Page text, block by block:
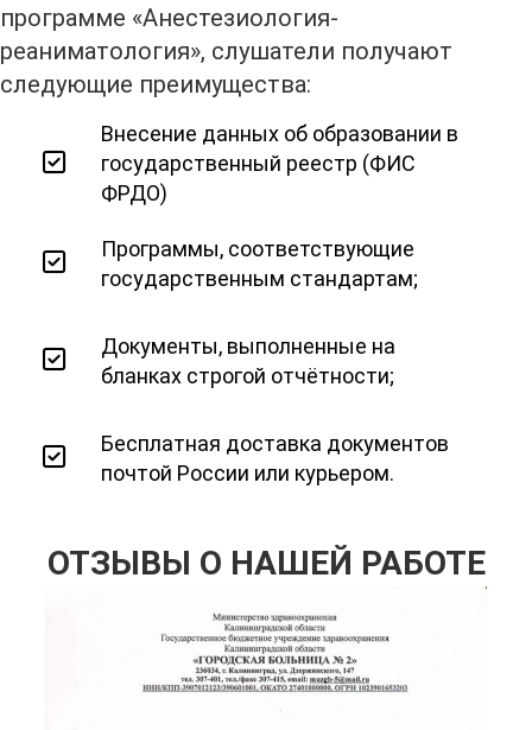
программе «Анестезиология-
реаниматология», слушатели получают
следующие преимущества:
Внесение данных об образовании в
государственный реестр (ФИС
ФРДО)
Программы, соответствующие
государственным стандартам;
Документы, выполненные на
бланках строгой отчётности;
Бесплатная доставка документов
почтой России или курьером.
ОТЗЫВЫ О НАШЕЙ РАБОТЕ